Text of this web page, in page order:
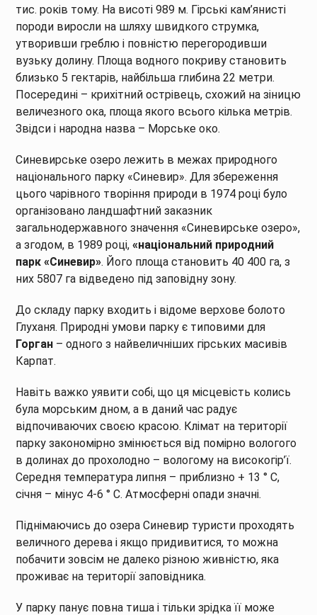
тис. років тому. На висоті 989 м. Гірські кам’янисті
породи виросли на шляху швидкого струмка,
утворивши греблю і повністю перегородивши
вузьку долину. Площа водного покриву становить
близько 5 гектарів, найбільша глибина 22 метри.
Посередині – крихітний острівець, схожий на зіницю
величезного ока, площа якого всього кілька метрів.
Звідси і народна назва – Морське око.
Синевирське озеро лежить в межах природного
національного парку «Синевир». Для збереження
цього чарівного творіння природи в 1974 році було
організовано ландшафтний заказник
загальнодержавного значення «Синевирське озеро»,
а згодом, в 1989 році,«національний природний
парк «Синевир». Його площа становить 40 400 га, з
них 5807 га відведено під заповідну зону.
До складу парку входить і відоме верхове болото
Глуханя. Природні умови парку є типовими для
Горган – одного з найвеличніших гірських масивів
Карпат.
Навіть важко уявити собі, що ця місцевість колись
була морським дном, а в даний час радує
відпочиваючих своєю красою. Клімат на території
парку закономірно змінюється від помірно вологого
в долинах до прохолодно – вологому на високогір’ї.
Середня температура липня – приблизно + 13 ° С,
січня – мінус 4-6 ° С. Атмосферні опади значні.
Піднімаючись до озера Синевир туристи проходять
величного дерева і якщо придивитися, то можна
побачити зовсім не далеко різною живністю, яка
проживає на території заповідника.
У парку панує повна тиша і тільки зрідка її може